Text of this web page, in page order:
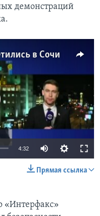
демонстраций
в Сочи
available
4:32
Прямая ссылка
«Интерфакс»